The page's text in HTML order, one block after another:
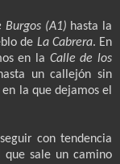
Burgos (A1) hasta la
de La Cabrera. En
en la Calle de los
un callejón sin
en la que dejamos el
con tendencia
sale un camino